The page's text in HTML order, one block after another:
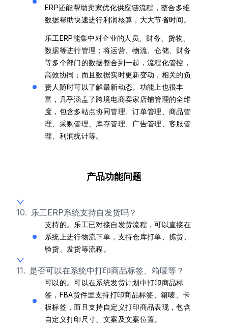
ERP还能帮助卖家优化供应链流程，整合多维
数据帮助快速进行利润核算，大大节省时间。
乐工ERP能集中对企业的人员、财务、货物、
数据等进行管理；将运营、物流、仓储、财务
等多个部门的数据整合到一起，流程化管控，
高效协同；而且数据实时更新变动，相关的负
责人随时可以了解最新动态。功能上也很丰
富，几乎涵盖了跨境电商卖家店铺管理的全维
度，包含多站点协同管理、订单管理、商品管
理、采购管理、库存管理、广告管理、客服管
理、利润统计等。
产品功能问题
10. 乐工ERP系统支持自发货吗？
支持的。乐工已对接自发货流程，可以直接在
系统上进行物流下单，支持仓库打单、拣货、
验货、发货等流程。
11. 是否可以在系统中打印商品标签、箱唛等？
可以的。可以在系统发货计划中打印商品标
签，FBA货件里支持打印商品标签、箱唛、卡
板标签，而且支持自定义打印商品表现，包含
自定义打印尺寸、文案及文案位置。